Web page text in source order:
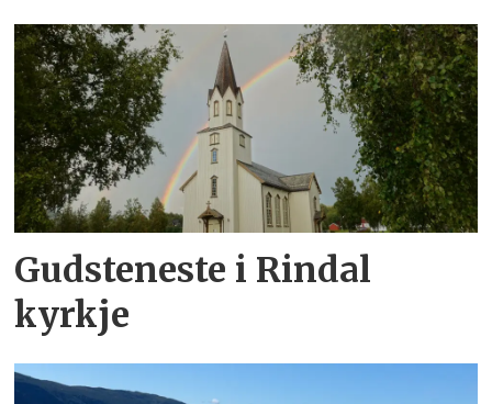
Gudsteneste i Rindal
kyrkje